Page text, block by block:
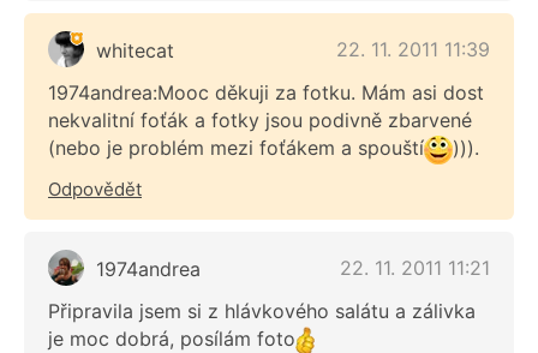
whitecat
22. 11. 2011 11:39
1974andrea:Mooc děkuji za fotku. Mám asi dost
nekvalitní foťák a fotky jsou podivně zbarvené
(nebo je problém mezi foťákem a spouští
))).
Odpovědět
1974andrea
22. 11. 2011 11:21
Připravila jsem si z hlávkového salátu a zálivka
je moc dobrá, posílám foto